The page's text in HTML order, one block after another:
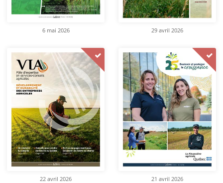
6 mai 2026 29 avril 2026
22 avril 2026 21 avril 2026